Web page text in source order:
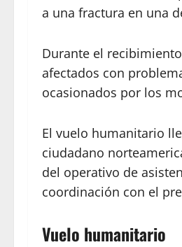
a una fractura en una
Durante el
afectados con
ocasionados por los
El vuelo humanitario
ciudadano
del operativo de
coordinación con el
Vuelo humanitario